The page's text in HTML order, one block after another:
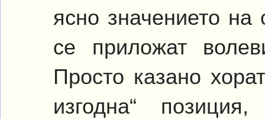
ясно значението на
се приложат
Просто казано
изгодна“